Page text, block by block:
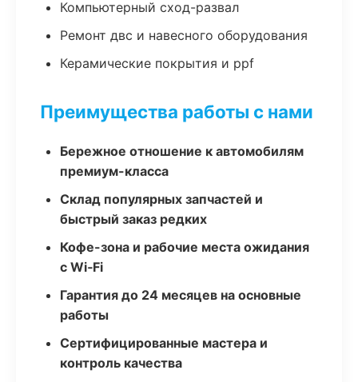
Компьютерный сход-развал
Ремонт двс и навесного оборудования
Керамические покрытия и ppf
Преимущества работы с нами
Бережное отношение к автомобилям
премиум-класса
Склад популярных запчастей и
быстрый заказ редких
Кофе-зона и рабочие места ожидания
с Wi‑Fi
Гарантия до 24 месяцев на основные
работы
Сертифицированные мастера и
контроль качества